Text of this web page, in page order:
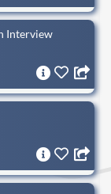
Interview